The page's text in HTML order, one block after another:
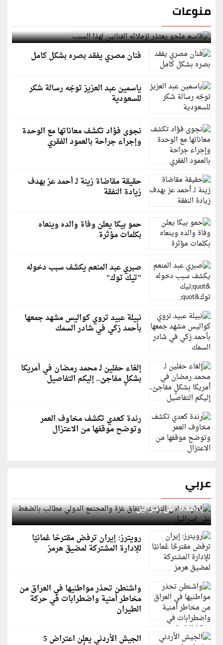
منوعات
قاسم ملحو يعتذر لزملائه الفنانين لهذا السبب
فنان مصري يفقد بصره بشكل كامل
ياسمين عبد العزيز توجّه رسالة شكر
للسعودية
نجوى فؤاد تكشف معاناتها مع الوحدة
وإجراء جراحة بالعمود الفقري
حقيقة مقاضاة زينة لـ أحمد عز بهدف
زيادة النفقة
حمو بيكا يعلن وفاة والده وينعاه
بكلمات مؤثرة
صبري عبد المنعم يكشف سبب دخوله
"تيك توك"
نبيلة عبيد تروي كواليس مشهد جمعها
بأحمد زكي في شادر السمك
إلغاء حفلين لـ محمد رمضان في أمريكا
بشكلٍ مفاجئ.. إليكم التفاصيل
رندة كعدي تكشف مخاوف العمر
وتوضح موقفها من الاعتزال
عربي
قطر: حماس التزمت باتفاق غزة والمجتمع الدولي مطالب
بالضغط على إسرائيل
رويترز: إيران ترفض مقترحًا عُمانيًا
للإدارة المشتركة لمضيق هرمز
واشنطن تحذر مواطنيها في العراق من
مخاطر أمنية واضطرابات في حركة
الطيران
الجيش الأردني يعلن اعتراض 5